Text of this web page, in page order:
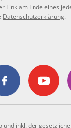
Link am Ende eines
Datenschutzerklärung.
und inkl. der